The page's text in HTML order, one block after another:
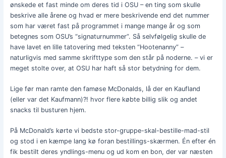
ønskede et fast minde om deres tid i OSU – en ting som skulle
beskrive alle årene og hvad er mere beskrivende end det nummer
som har været fast på programmet i mange mange år og som
betegnes som OSU’s “signaturnummer”. Så selvfølgelig skulle de
have lavet en lille tatovering med teksten “Hootenanny” –
naturligvis med samme skrifttype som den står på noderne. – vi er
meget stolte over, at OSU har haft så stor betydning for dem.
Lige før man ramte den famøse McDonalds, lå der en Kaufland
(eller var det Kaufmann)?! hvor flere købte billig slik og andet
snacks til busturen hjem.
På McDonald’s kørte vi bedste stor-gruppe-skal-bestille-mad-stil
og stod i en kæmpe lang kø foran bestillings-skærmen. Én efter én
fik bestilt deres yndlings-menu og ud kom en bon, der var næsten